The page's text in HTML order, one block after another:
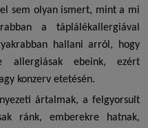
sem olyan ismert, mint a mi
a táplálékallergiával
hallani arról, hogy
allergiásak ebeink, ezért
konzerv etetésén.
ártalmak, a felgyorsult
ránk, emberekre hatnak,